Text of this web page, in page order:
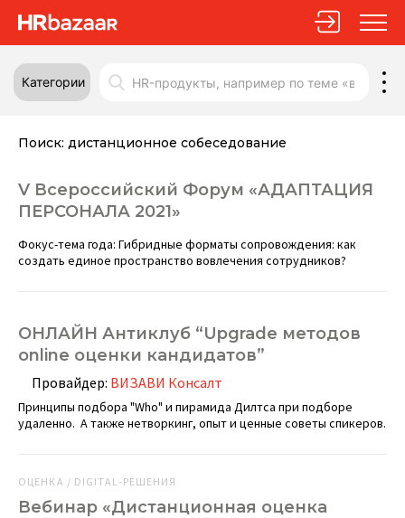
Категории
Поиск: дистанционное собеседование
V Всероссийский Форум «АДАПТАЦИЯ
ПЕРСОНАЛА 2021»
Фокус-тема года: Гибридные форматы сопровождения: как
создать единое пространство вовлечения сотрудников?
ОНЛАЙН Антиклуб “Upgrade методов
online оценки кандидатов”
Провайдер: ВИЗАВИ Консалт
Принципы подбора "Who" и пирамида Дилтса при подборе
удаленно. А также нетворкинг, опыт и ценные советы спикеров.
ОЦЕНКА / DIGITAL-РЕШЕНИЯ
Вебинар «Дистанционная оценка